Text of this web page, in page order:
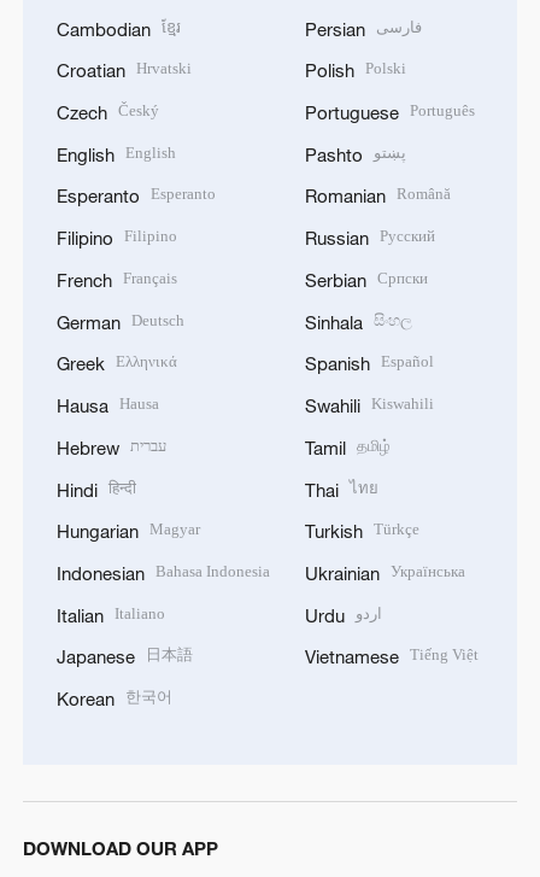
Cambodian ខ្មែរ
Croatian Hrvatski
Czech Český
English English
Esperanto Esperanto
Filipino Filipino
French Français
German Deutsch
Greek Ελληνικά
Hausa Hausa
Hebrew עברית
Hindi हिन्दी
Hungarian Magyar
Indonesian Bahasa Indonesia
Italian Italiano
Japanese 日本語
Korean 한국어
Persian فارسی
Polish Polski
Portuguese Português
Pashto پښتو
Romanian Română
Russian Русский
Serbian Српски
Sinhala සිංහල
Spanish Español
Swahili Kiswahili
Tamil தமிழ்
Thai ไทย
Turkish Türkçe
Ukrainian Українська
Urdu اردو
Vietnamese Tiếng Việt
DOWNLOAD OUR APP